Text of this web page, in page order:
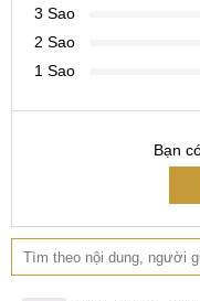
cộng thêm 15 ngày
ship xa.
tham khảo trong hình
Chính
Bạn Nguyễn Đức Tài
3 Sao
2 Sao
1 Sao
Bạn